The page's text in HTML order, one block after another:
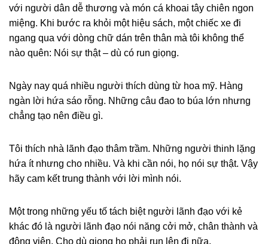
với người dân dễ thương và món cá khoai tây chiên ngon
miệng. Khi bước ra khỏi một hiệu sách, một chiếc xe đi
ngang qua với dòng chữ dán trên thân mà tôi không thể
nào quên: Nói sự thật – dù có run giọng.
Ngày nay quá nhiều người thích dùng từ hoa mỹ. Hàng
ngàn lời hứa sáo rỗng. Những câu đao to búa lớn nhưng
chẳng tạo nên điều gì.
Tôi thích nhà lãnh đạo thâm trầm. Những người thinh lặng
hứa ít nhưng cho nhiều. Và khi cần nói, họ nói sự thật. Vậy
hãy cam kết trung thành với lời mình nói.
Một trong những yếu tố tách biệt người lãnh đạo với kẻ
khác đó là người lãnh đạo nói năng cởi mở, chân thành và
động viên. Cho dù giọng họ phải run lên đi nữa.